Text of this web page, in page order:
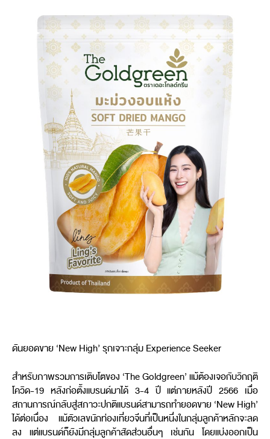
ดันยอดขาย ‘New High’ รุกเจาะกลุ่ม Experience Seeker
สำหรับภาพรวมการเติบโตของ ‘The Goldgreen’ แม้ต้องเจอกับวิกฤติ
โควิด-19 หลังก่อตั้งแบรนด์มาได้ 3-4 ปี แต่ภายหลังปี 2566 เมื่อ
สถานการณ์กลับสู่สภาวะปกติแบรนด์สามารถทำยอดขาย ‘New High’
ได้ต่อเนื่อง แม้ตัวเลขนักท่องเที่ยวจีนที่เป็นหนึ่งในกลุ่มลูกค้าหลักจะลด
ลง แต่แบรนด์ก็ยังมีกลุ่มลูกค้าสัดส่วนอื่นๆ เช่นกัน โดยแบ่งออกเป็น